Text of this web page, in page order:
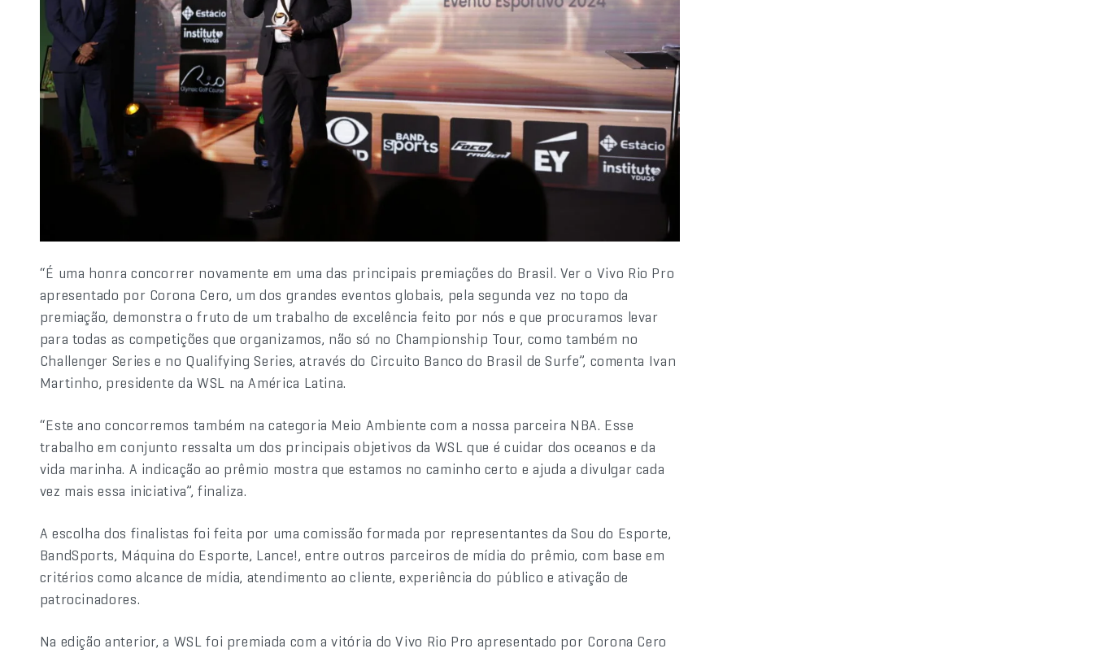
“É uma honra concorrer novamente em uma das principais premiações do Brasil. Ver o Vivo Rio Pro
apresentado por Corona Cero, um dos grandes eventos globais, pela segunda vez no topo da
premiação, demonstra o fruto de um trabalho de excelência feito por nós e que procuramos levar
para todas as competições que organizamos, não só no Championship Tour, como também no
Challenger Series e no Qualifying Series, através do Circuito Banco do Brasil de Surfe”, comenta Ivan
Martinho, presidente da WSL na América Latina.
“Este ano concorremos também na categoria Meio Ambiente com a nossa parceira NBA. Esse
trabalho em conjunto ressalta um dos principais objetivos da WSL que é cuidar dos oceanos e da
vida marinha. A indicação ao prêmio mostra que estamos no caminho certo e ajuda a divulgar cada
vez mais essa iniciativa”, finaliza.
A escolha dos finalistas foi feita por uma comissão formada por representantes da Sou do Esporte,
BandSports, Máquina do Esporte, Lance!, entre outros parceiros de mídia do prêmio, com base em
critérios como alcance de mídia, atendimento ao cliente, experiência do público e ativação de
patrocinadores.
Na edição anterior, a WSL foi premiada com a vitória do Vivo Rio Pro apresentado por Corona Cero